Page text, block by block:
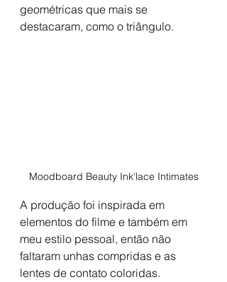
geométricas que mais se
destacaram, como o triângulo.
Moodboard Beauty Ink'lace Intimates
A produção foi inspirada em
elementos do filme e também em
meu estilo pessoal, então não
faltaram unhas compridas e as
lentes de contato coloridas.